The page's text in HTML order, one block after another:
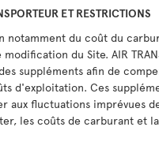
ET RESTRICTIONS
notamment du coût du
du Site. AIR
suppléments afin de
d'exploitation. Ces
aux fluctuations imprévues
les coûts de carburant et